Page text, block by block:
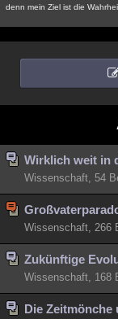
denn mein Ziel ist die
Wirklich weit in
Wissenschaft, 54
Wissenschaft, 266
Zukünftige
Wissenschaft, 168
Die